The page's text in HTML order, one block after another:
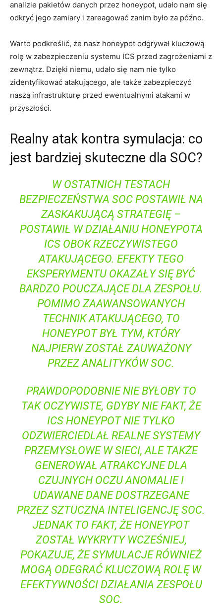
analizie pakietów danych przez honeypot,‌ udało nam się
odkryć jego zamiary ⁣i zareagować zanim było za późno.
Warto podkreślić, że nasz honeypot odgrywał kluczową
rolę w zabezpieczeniu systemu⁢ ICS przed zagrożeniami z
zewnątrz. Dzięki niemu, ‍udało się nam ⁤nie tylko
zidentyfikować⁣ atakującego,​ ale także ​zabezpieczyć
naszą infrastrukturę przed ‍ewentualnymi atakami w
‌przyszłości.
Realny atak kontra symulacja: co
jest bardziej skuteczne dla SOC?
W OSTATNICH TESTACH‌
BEZPIECZEŃSTWA SOC POSTAWIŁ NA
ZASKAKUJĄCĄ STRATEGIĘ –
POSTAWIŁ W DZIAŁANIU HONEYPOTA
ICS OBOK ​RZECZYWISTEGO
ATAKUJĄCEGO. EFEKTY TEGO
EKSPERYMENTU OKAZAŁY SIĘ BYĆ
BARDZO⁣ POUCZAJĄCE DLA ZESPOŁU.
POMIMO ZAAWANSOWANYCH
TECHNIK ATAKUJĄCEGO, TO
HONEYPOT BYŁ TYM, KTÓRY
NAJPIERW ZOSTAŁ ZAUWAŻONY
PRZEZ ANALITYKÓW SOC.
PRAWDOPODOBNIE NIE BYŁOBY TO
TAK OCZYWISTE, GDYBY NIE FAKT, ŻE⁤
ICS HONEYPOT NIE ‍TYLKO
ODZWIERCIEDLAŁ REALNE SYSTEMY
PRZEMYSŁOWE W SIECI, ALE TAKŻE
GENEROWAŁ ATRAKCYJNE ⁢DLA
CZUJNYCH OCZU ANOMALIE ‍I
UDAWANE DANE DOSTRZEGANE
PRZEZ ‍SZTUCZNA INTELIGENCJĘ SOC.
JEDNAK TO FAKT, ŻE‍ HONEYPOT
ZOSTAŁ WYKRYTY⁢ WCZEŚNIEJ,
POKAZUJE, ŻE‍ SYMULACJE RÓWNIEŻ
MOGĄ ODEGRAĆ KLUCZOWĄ ROLĘ W
EFEKTYWNOŚCI DZIAŁANIA ZESPOŁU⁢
SOC.